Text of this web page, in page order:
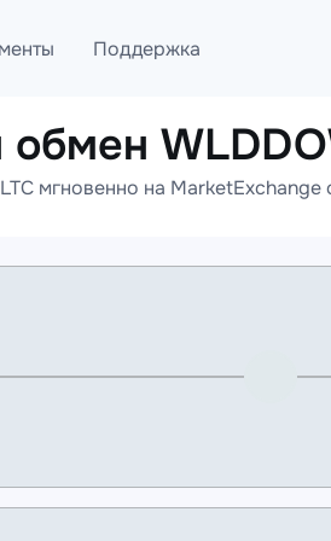
Поддержка
Telegram
Онлайн помощь
мгновенно на